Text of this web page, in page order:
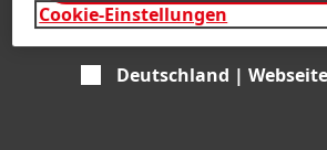
Deutschland |
Cookie-Einstellungen